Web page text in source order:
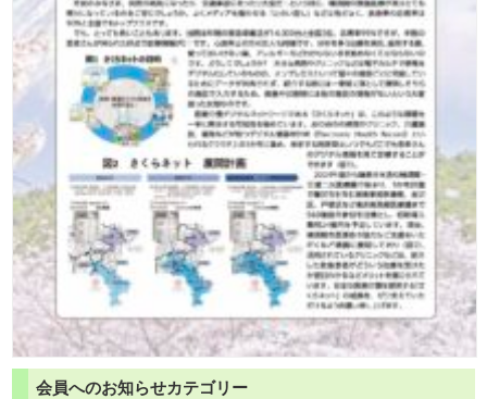
会員へのお知らせカテゴリー